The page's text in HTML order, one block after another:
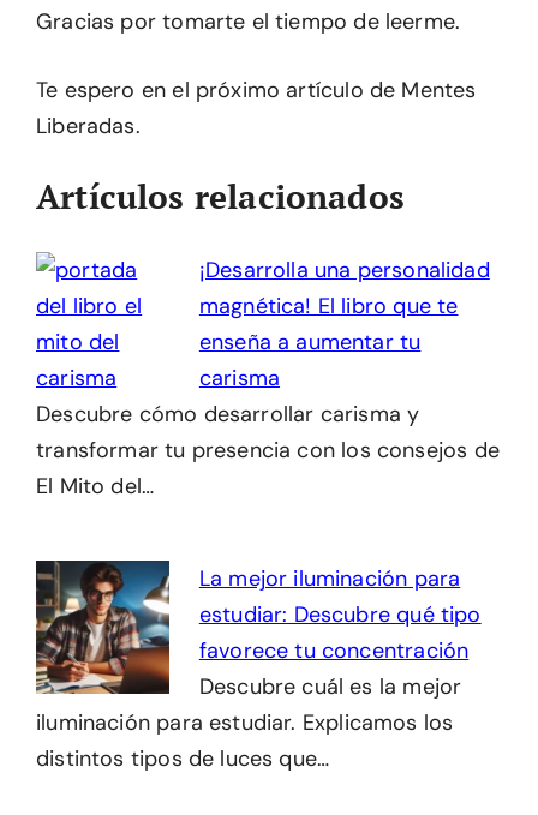
Gracias por tomarte el tiempo de leerme.
Te espero en el próximo artículo de Mentes
Liberadas.
Artículos relacionados
¡Desarrolla una personalidad
magnética! El libro que te
enseña a aumentar tu
carisma
Descubre cómo desarrollar carisma y
transformar tu presencia con los consejos de
El Mito del…
La mejor iluminación para
estudiar: Descubre qué tipo
favorece tu concentración
Descubre cuál es la mejor
iluminación para estudiar. Explicamos los
distintos tipos de luces que…